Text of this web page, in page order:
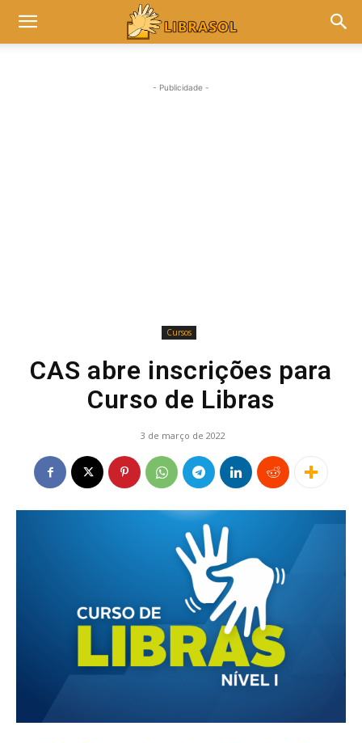
- Publicidade -
Cursos
CAS abre inscrições para
Curso de Libras
3 de março de 2022